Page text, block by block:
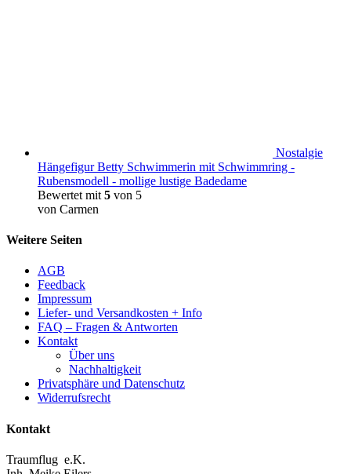
Nostalgie
Hängefigur Betty Schwimmerin mit Schwimmring -
Rubensmodell - mollige lustige Badedame
Bewertet mit 5 von 5
von Carmen
Weitere Seiten
AGB
Feedback
Impressum
Liefer- und Versandkosten + Info
FAQ – Fragen & Antworten
Kontakt
Über uns
Nachhaltigkeit
Privatsphäre und Datenschutz
Widerrufsrecht
Kontakt
Traumflug e.K.